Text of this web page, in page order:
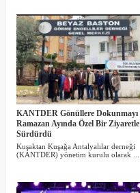
KANTDER Gönüllere Dokunmayı
Ramazan Ayında Özel Bir Ziyaretle
Sürdürdü
Kuşaktan Kuşağa Antalyalılar derneği
(KANTDER) yönetim kurulu olarak ...